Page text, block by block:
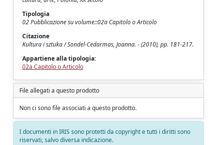
Tipologia
02 Pubblicazione su volume::02a Capitolo o Articolo
Citazione
Kultura i sztuka / Sondel-Cedarmas, Joanna. - (2010), pp. 181-217.
Appartiene alla tipologia:
02a Capitolo o Articolo
File allegati a questo prodotto
Non ci sono file associati a questo prodotto.
I documenti in IRIS sono protetti da copyright e tutti i diritti sono
riservati, salvo diversa indicazione.